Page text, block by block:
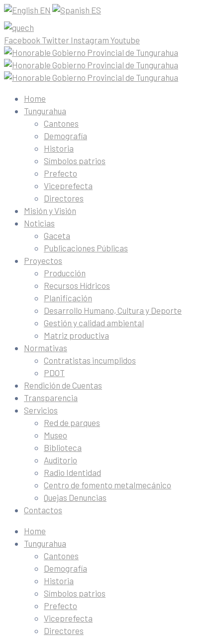
EN ES
Facebook Twitter Instagram Youtube
Home
Tungurahua
Cantones
Demografía
Historia
Símbolos patrios
Prefecto
Viceprefecta
Directores
Misión y Visión
Noticias
Gaceta
Publicaciones Públicas
Proyectos
Producción
Recursos Hídricos
Planificación
Desarrollo Humano, Cultura y Deporte
Gestión y calidad ambiental
Matriz productiva
Normativas
Contratistas incumplidos
PDOT
Rendición de Cuentas
Transparencia
Servicios
Red de parques
Museo
Biblioteca
Auditorio
Radio Identidad
Centro de fomento metalmecánico
Quejas Denuncias
Contactos
Home
Tungurahua
Cantones
Demografía
Historia
Símbolos patrios
Prefecto
Viceprefecta
Directores